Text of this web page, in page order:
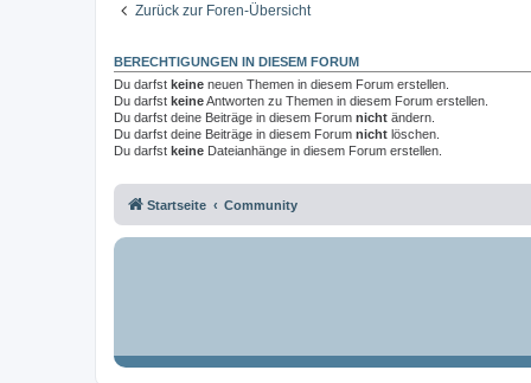
Zurück zur Foren-Übersicht
BERECHTIGUNGEN IN DIESEM FORUM
Du darfst keine neuen Themen in diesem Forum erstellen.
Du darfst keineAntworten zu Themen in diesem Forum erstellen.
Du darfst deine Beiträge in diesem Forum nicht ändern.
Du darfst deine Beiträge in diesem Forum nicht löschen.
Du darfst keine Dateianhänge in diesem Forum erstellen.
Startseite Community